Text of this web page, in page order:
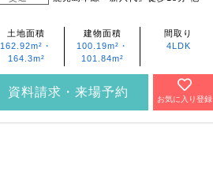
土地面積
162.92m²・
164.3m²
建物面積
100.19m²・
101.84m²
間取り
4LDK
資料請求・来場予約
お気に入り登録